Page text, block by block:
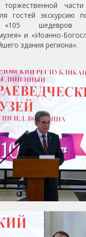
части
гостей экскурсию
«105 шедевров
и «Иоанно-
здания региона».